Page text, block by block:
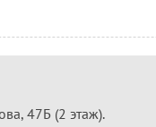
47Б (2 этаж).